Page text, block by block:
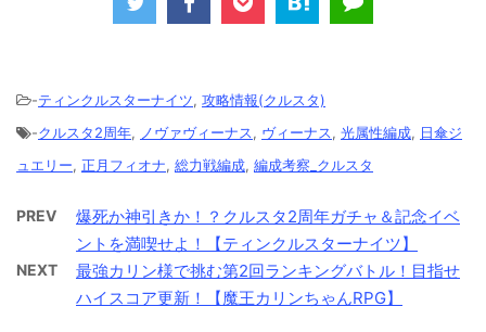
-ティンクルスターナイツ, 攻略情報(クルスタ)
-クルスタ2周年, ノヴァヴィーナス, ヴィーナス, 光属性編成, 日傘ジ
ュエリー, 正月フィオナ, 総力戦編成, 編成考察_クルスタ
PREV
爆死か神引きか！？クルスタ2周年ガチャ＆記念イベ
ントを満喫せよ！【ティンクルスターナイツ】
NEXT
最強カリン様で挑む第2回ランキングバトル！目指せ
ハイスコア更新！【魔王カリンちゃんRPG】